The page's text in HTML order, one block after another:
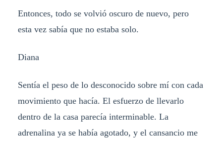
Entonces, todo se volvió oscuro de nuevo, pero
esta vez sabía que no estaba solo.
Diana
Sentía el peso de lo desconocido sobre mí con cada
movimiento que hacía. El esfuerzo de llevarlo
dentro de la casa parecía interminable. La
adrenalina ya se había agotado, y el cansancio me